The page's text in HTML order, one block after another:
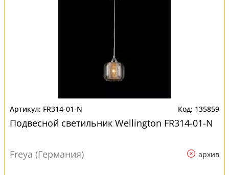
FR314-01-N 135859
Подвесной светильник Wellington FR314-01-N
Freya (Германия) архив